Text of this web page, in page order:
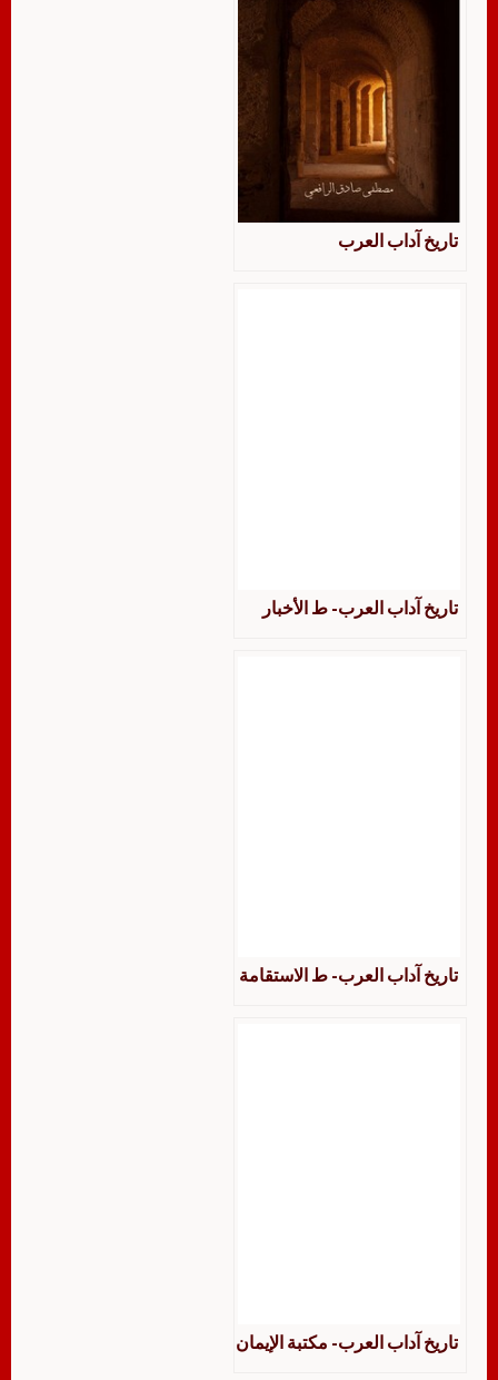
تاريخ آداب العرب
تاريخ آداب العرب- ط الأخبار
تاريخ آداب العرب- ط الاستقامة
تاريخ آداب العرب- مكتبة الإيمان